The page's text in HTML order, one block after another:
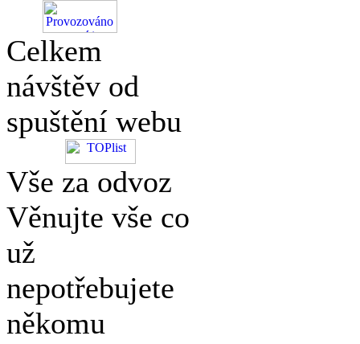
Celkem
návštěv od
spuštění webu
Vše za odvoz
Věnujte vše co
už
nepotřebujete
někomu